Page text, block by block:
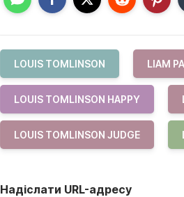
LOUIS TOMLINSON LIAM
LOUIS TOMLINSON HAPPY
LOUIS TOMLINSON JUDGE
Надіслати URL-адресу